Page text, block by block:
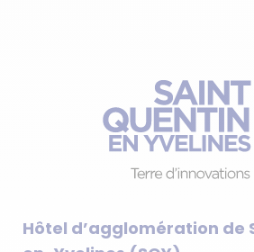
Hôtel d’agglomération